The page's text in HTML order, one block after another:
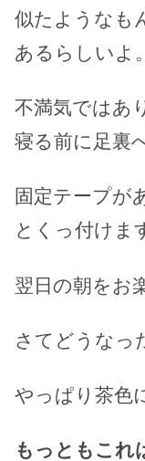
似たようなも
あるらしいよ。
不満気ではあ
寝る前に足裏
固定テープが
とくっ付けま
翌日の朝をお
さてどうなっ
やっぱり茶色
もっともこれ